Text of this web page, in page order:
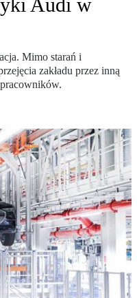
Mimo starań i
zakładu przez inną